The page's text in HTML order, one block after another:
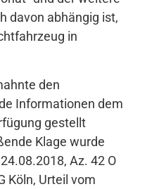
davon abhängig ist,
in
den
Informationen dem
gestellt
Klage wurde
Az. 42 O
Köln, Urteil vom